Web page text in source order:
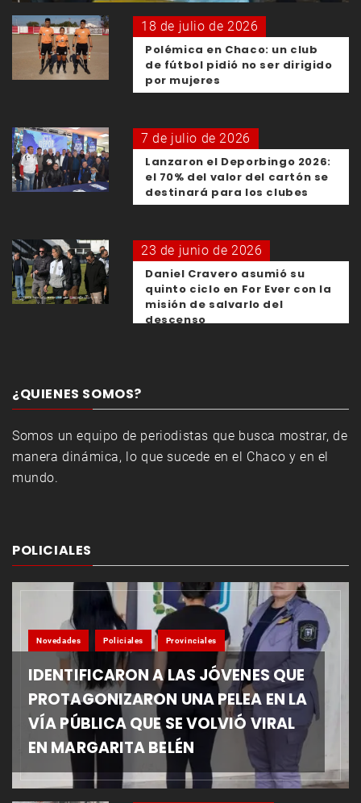
18 de julio de 2026
Polémica en Chaco: un club
de fútbol pidió no ser dirigido
por mujeres
7 de julio de 2026
Lanzaron el Deporbingo 2026:
el 70% del valor del cartón se
destinará para los clubes
23 de junio de 2026
Daniel Cravero asumió su
quinto ciclo en For Ever con la
misión de salvarlo del
descenso
¿QUIENES SOMOS?
Somos un equipo de periodistas que busca mostrar, de
manera dinámica, lo que sucede en el Chaco y en el
mundo.
POLICIALES
Novedades Policiales Provinciales
IDENTIFICARON A LAS JÓVENES QUE
PROTAGONIZARON UNA PELEA EN LA
VÍA PÚBLICA QUE SE VOLVIÓ VIRAL
EN MARGARITA BELÉN